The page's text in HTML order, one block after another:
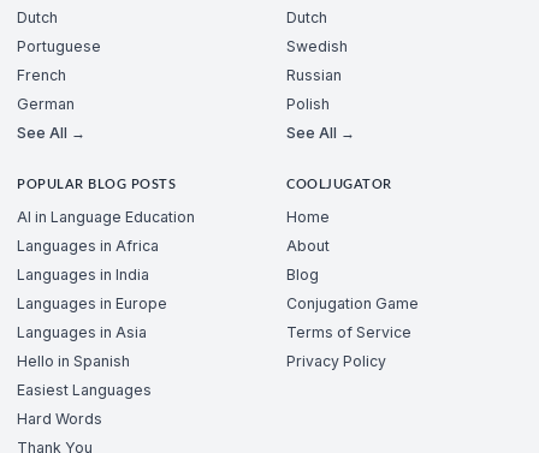
Dutch
Portuguese
French
German
See All →
Dutch
Swedish
Russian
Polish
See All →
POPULAR BLOG POSTS
AI in Language Education
Languages in Africa
Languages in India
Languages in Europe
Languages in Asia
Hello in Spanish
Easiest Languages
Hard Words
Thank You
COOLJUGATOR
Home
About
Blog
Conjugation Game
Terms of Service
Privacy Policy